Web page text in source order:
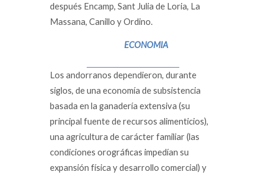
después Encamp, Sant Julia de Loria, La
Massana, Canillo y Ordino.
ECONOMIA
Los andorranos dependieron, durante
siglos, de una economía de subsistencia
basada en la ganadería extensiva (su
principal fuente de recursos alimenticios),
una agricultura de carácter familiar (las
condiciones orográficas impedían su
expansión física y desarrollo comercial) y